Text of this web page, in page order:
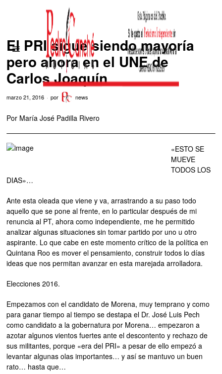
El PRI sigue siendo mayoría
pero ahora en el UNE de
Carlos Joaquín
marzo 21, 2016 por news
Por María José Padilla Rivero
«ESTO SE
MUEVE
TODOS LOS
DIAS»…
Ante esta oleada que viene y va, arrastrando a su paso todo
aquello que se pone al frente, en lo particular después de mi
renuncia al PT, ahora como independiente, me he permitido
analizar algunas situaciones sin tomar partido por uno u otro
aspirante. Lo que cabe en este momento crítico de la política en
Quintana Roo es mover el pensamiento, construir todos lo días
ideas que nos permitan avanzar en esta marejada arrolladora.
Elecciones 2016.
Empezamos con el candidato de Morena, muy temprano y como
para ganar tiempo al tiempo se destapa el Dr. José Luis Pech
como candidato a la gobernatura por Morena… empezaron a
azotar algunos vientos fuertes ante el descontento y rechazo de
sus militantes, porque «era del PRI» a pesar de ello empezó a
levantar algunas olas importantes… y así se mantuvo un buen
rato… hasta que…